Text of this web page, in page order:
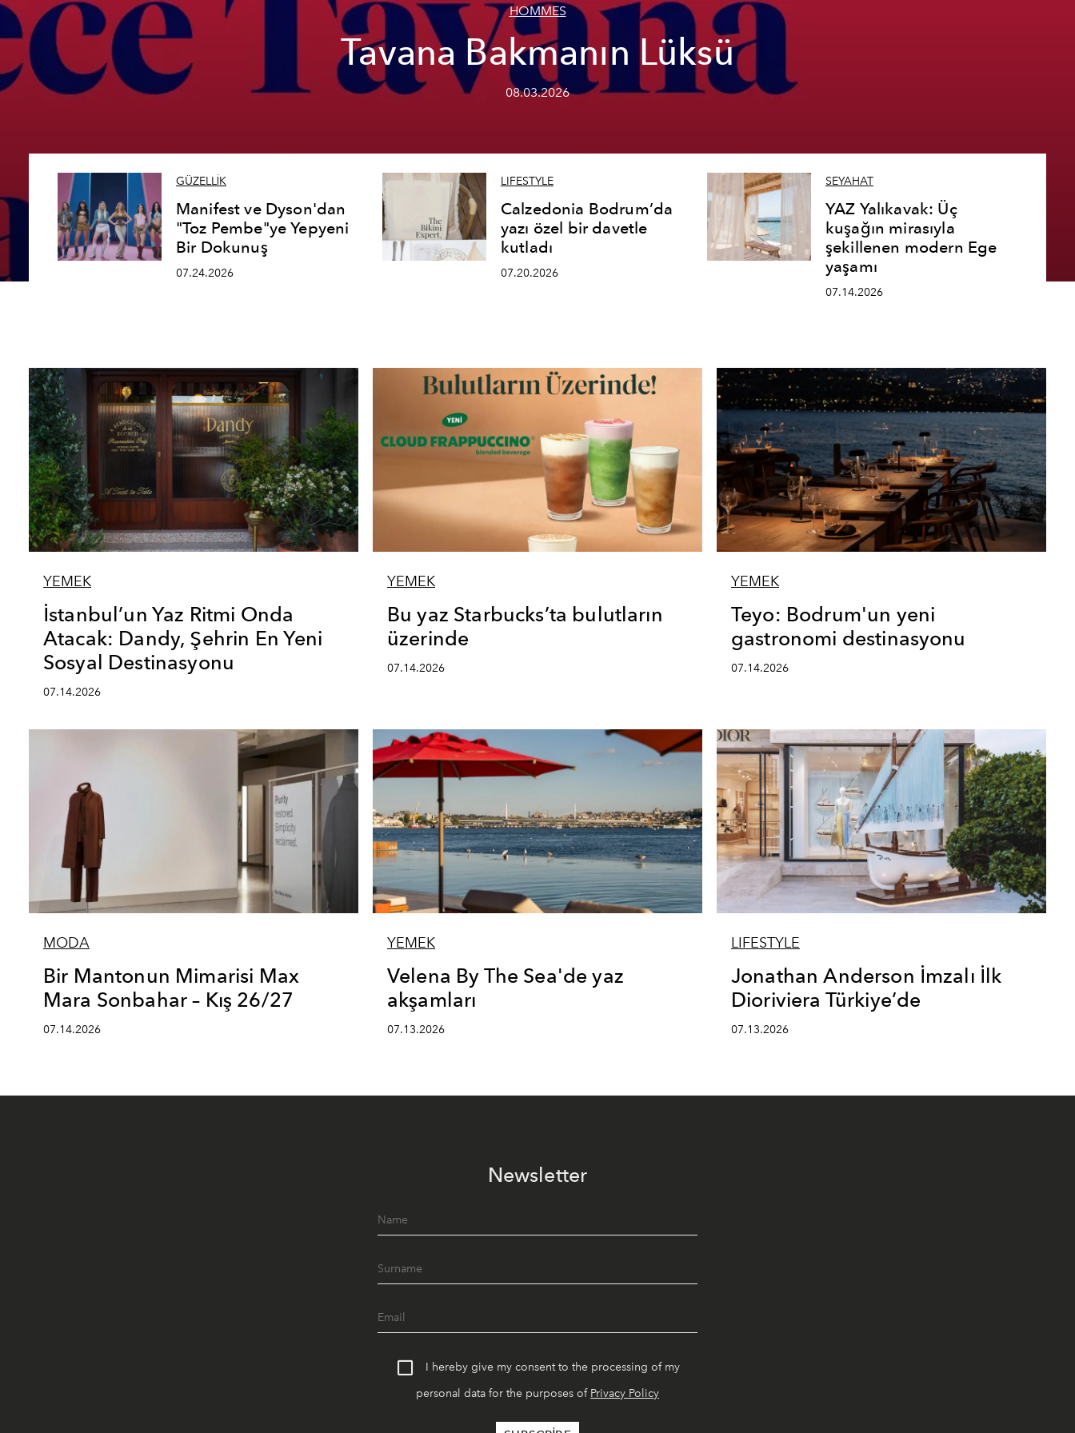
HOMMES
Tavana Bakmanın Lüksü
08.03.2026
GÜZELLİK
Manifest ve Dyson'dan
"Toz Pembe"ye Yepyeni
Bir Dokunuş
07.24.2026
LIFESTYLE
Calzedonia Bodrum’da
yazı özel bir davetle
kutladı
07.20.2026
SEYAHAT
YAZ Yalıkavak: Üç
kuşağın mirasıyla
şekillenen modern Ege
yaşamı
07.14.2026
YEMEK
İstanbul’un Yaz Ritmi Onda
Atacak: Dandy, Şehrin En Yeni
Sosyal Destinasyonu
07.14.2026
YEMEK
Bu yaz Starbucks’ta bulutların
üzerinde
07.14.2026
YEMEK
Teyo: Bodrum'un yeni
gastronomi destinasyonu
07.14.2026
MODA
Bir Mantonun Mimarisi Max
Mara Sonbahar – Kış 26/27
07.14.2026
YEMEK
Velena By The Sea'de yaz
akşamları
07.13.2026
LIFESTYLE
Jonathan Anderson İmzalı İlk
Dioriviera Türkiye’de
07.13.2026
Newsletter
I hereby give my consent to the processing of my
personal data for the purposes of Privacy Policy